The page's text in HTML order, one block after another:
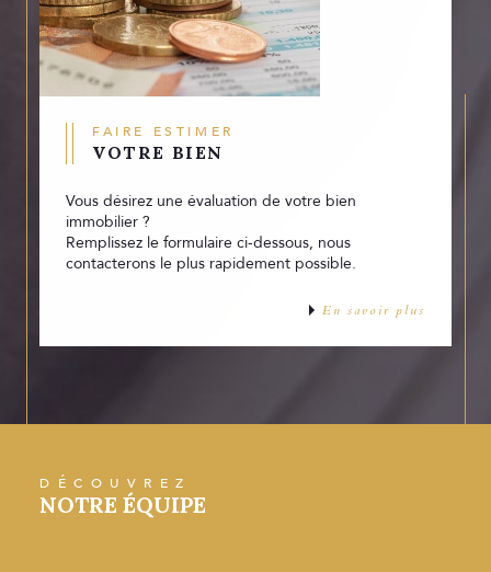
FAIRE ESTIMER
VOTRE BIEN
Vous désirez une évaluation de votre bien
immobilier ?
Remplissez le formulaire ci-dessous, nous
contacterons le plus rapidement possible.
En savoir plus
DÉCOUVREZ
NOTRE ÉQUIPE